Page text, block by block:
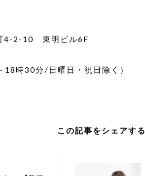
4-2-10 東明ビル6F
時30分/日曜日・祝日除く）
この記事をシェアする